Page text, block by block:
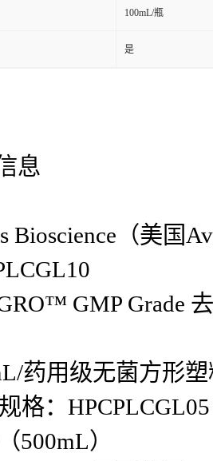
100mL/瓶
是
息
Bioscience（美国
GMP Grade
药用级无菌方形
格：
500mL）